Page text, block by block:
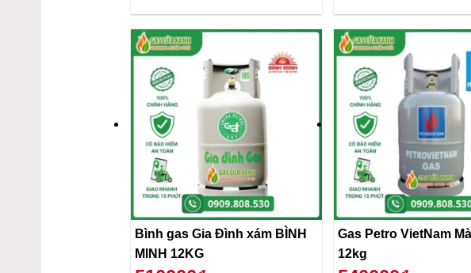
Bình gas Gia Đình xám BÌNH
MINH 12KG
Gas Petro VietNam
12kg